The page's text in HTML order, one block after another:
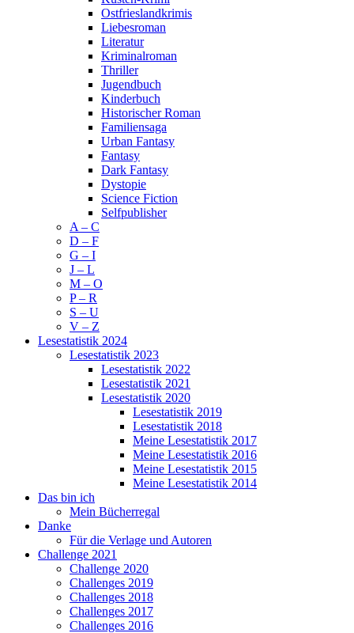
Ostfrieslandkrimis
Liebesroman
Literatur
Kriminalroman
Thriller
Jugendbuch
Kinderbuch
Historischer Roman
Familiensaga
Urban Fantasy
Fantasy
Dark Fantasy
Dystopie
Science Fiction
Selfpublisher
A – C
D – F
G – I
J – L
M – O
P – R
S – U
V – Z
Lesestatistik 2024
Lesestatistik 2023
Lesestatistik 2022
Lesestatistik 2021
Lesestatistik 2020
Lesestatistik 2019
Lesestatistik 2018
Meine Lesestatistik 2017
Meine Lesestatistik 2016
Meine Lesestatistik 2015
Meine Lesestatistik 2014
Das bin ich
Mein Bücherregal
Danke
Für die Verlage und Autoren
Challenge 2021
Challenge 2020
Challenges 2019
Challenges 2018
Challenges 2017
Challenges 2016